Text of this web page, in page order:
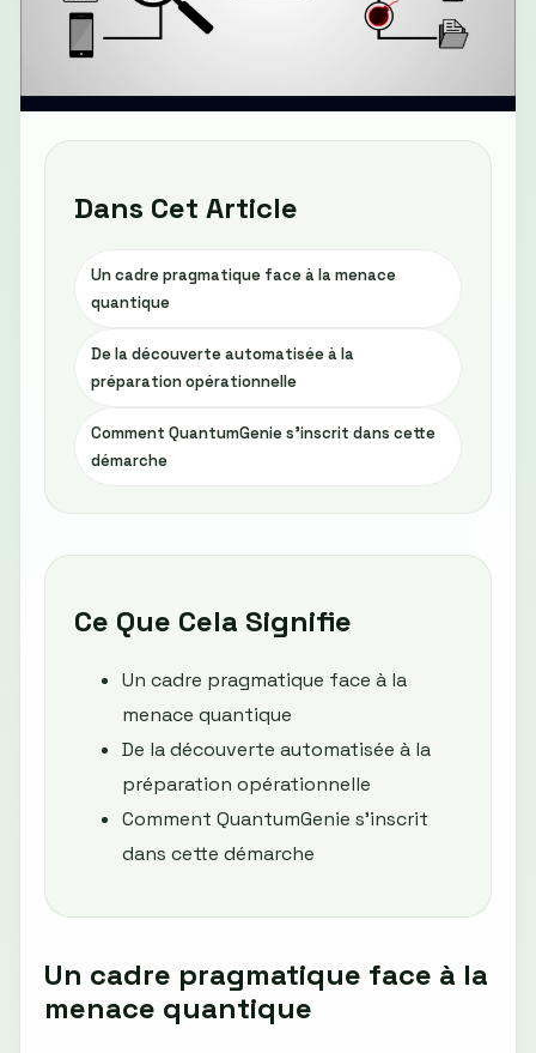
Dans Cet Article
Un cadre pragmatique face à la menace
quantique
De la découverte automatisée à la
préparation opérationnelle
Comment QuantumGenie s’inscrit dans cette
démarche
Ce Que Cela Signifie
Un cadre pragmatique face à la
menace quantique
De la découverte automatisée à la
préparation opérationnelle
Comment QuantumGenie s’inscrit
dans cette démarche
Un cadre pragmatique face à la
menace quantique